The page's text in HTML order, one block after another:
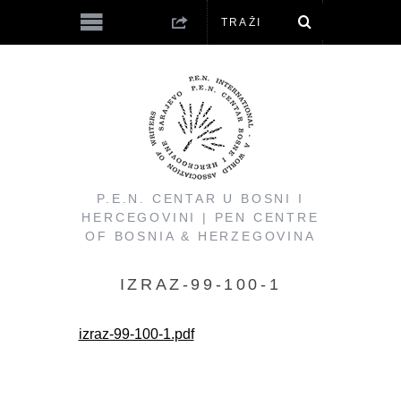
P.E.N. CENTAR U BOSNI I
HERCEGOVINI | PEN CENTRE
OF BOSNIA & HERZEGOVINA
IZRAZ-99-100-1
izraz-99-100-1.pdf